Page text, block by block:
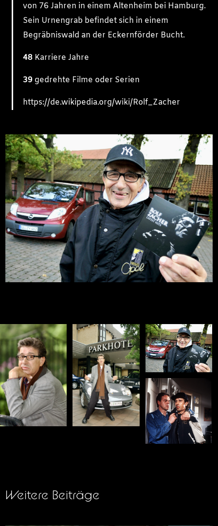
von 76 Jahren in einem Altenheim bei Hamburg.
Sein Urnengrab befindet sich in einem
Begräbniswald an der Eckernförder Bucht.
48 Karriere Jahre
39 gedrehte Filme oder Serien
https://de.wikipedia.org/wiki/Rolf_Zacher
Weitere Beiträge